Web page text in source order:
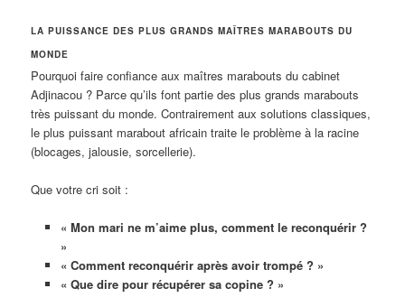
LA PUISSANCE DES PLUS GRANDS MAÎTRES MARABOUTS DU
MONDE
Pourquoi faire confiance aux maîtres marabouts du cabinet
Adjinacou ? Parce qu’ils font partie des plus grands marabouts
très puissant du monde. Contrairement aux solutions classiques,
le plus puissant marabout africain traite le problème à la racine
(blocages, jalousie, sorcellerie).
Que votre cri soit :
« Mon mari ne m’aime plus, comment le reconquérir ?
»
« Comment reconquérir après avoir trompé ? »
« Que dire pour récupérer sa copine ? »